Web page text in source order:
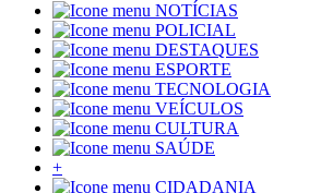
NOTÍCIAS
POLICIAL
DESTAQUES
ESPORTE
TECNOLOGIA
VEÍCULOS
CULTURA
SAÚDE
+
CIDADANIA